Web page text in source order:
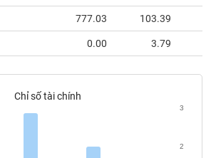
777.03 103.39
0.00 3.79
Chỉ số tài chính
2
3